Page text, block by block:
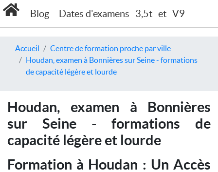
Blog Dates d'examens 3,5t et V9
Accueil
Centre de formation proche par ville
Houdan, examen à Bonnières sur Seine - formations
de capacité légère et lourde
Houdan, examen à Bonnières
sur Seine - formations de
capacité légère et lourde
Formation à Houdan : Un Accès